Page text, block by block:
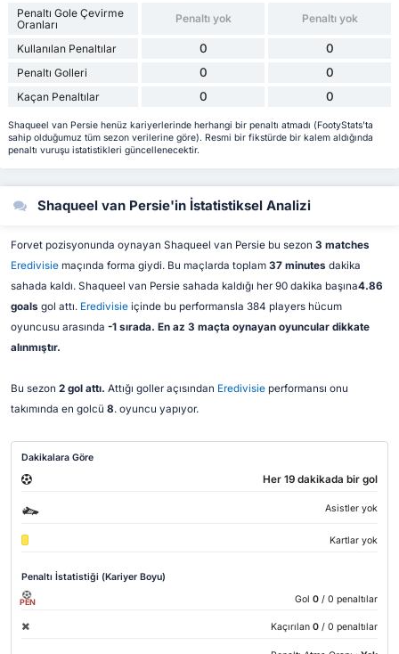
Penaltı Gole Çevirme
Oranları
Penaltı yok Penaltı yok
Kullanılan Penaltılar 0 0
Penaltı Golleri 0 0
Kaçan Penaltılar 0 0
Shaqueel van Persie henüz kariyerlerinde herhangi bir penaltı atmadı (FootyStats'ta
sahip olduğumuz tüm sezon verilerine göre). Resmi bir fikstürde bir kalem aldığında
penaltı vuruşu istatistikleri güncellenecektir.
Shaqueel van Persie'in İstatistiksel Analizi
Forvet pozisyonunda oynayan Shaqueel van Persie bu sezon 3 matches
Eredivisiemaçında forma giydi. Bu maçlarda toplam 37 minutes dakika
sahada kaldı. Shaqueel van Persie sahada kaldığı her 90 dakika başına4.86
goals gol attı. Eredivisieiçinde bu performansla 384 players hücum
oyuncusu arasında -1 sırada. En az 3 maçta oynayan oyuncular dikkate
alınmıştır.
Bu sezon 2 gol attı. Attığı goller açısından Eredivisieperformansı onu
takımında en golcü 8. oyuncu yapıyor.
Dakikalara Göre
Her 19 dakikada bir gol
Asistler yok
Kartlar yok
Penaltı İstatistiği (Kariyer Boyu)
PEN Gol 0 / 0 penaltılar
Kaçırılan 0 / 0 penaltılar